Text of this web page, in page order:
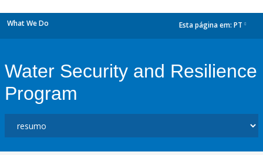
What We Do Esta página em: PT
Water Security and Resilience
Program